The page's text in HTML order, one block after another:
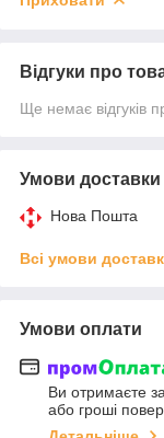
Відгуки про
Ще немає відгуків
Умови доставки
Нова Пошта
Всі умови
Умови оплати
Ви отримаєте
або гроші